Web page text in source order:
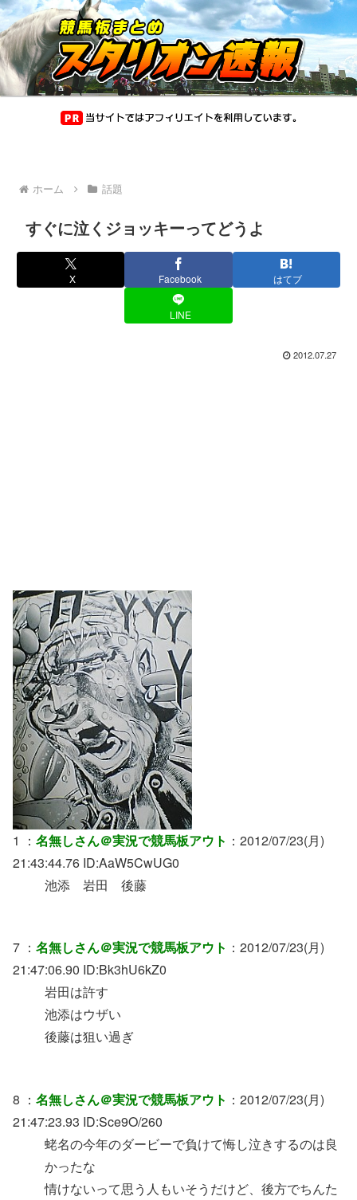
ホーム 話題
すぐに泣くジョッキーってどうよ
X Facebook はてブ
LINE
2012.07.27
1 ： 名無しさん＠実況で競馬板アウト ：2012/07/23(月)
21:43:44.76 ID:AaW5CwUG0
池添 岩田 後藤
7 ： 名無しさん＠実況で競馬板アウト ：2012/07/23(月)
21:47:06.90 ID:Bk3hU6kZ0
岩田は許す
池添はウザい
後藤は狙い過ぎ
8 ： 名無しさん＠実況で競馬板アウト ：2012/07/23(月)
21:47:23.93 ID:Sce9O/260
蛯名の今年のダービーで負けて悔し泣きするのは良
かったな
情けないって思う人もいそうだけど、後方でちんた